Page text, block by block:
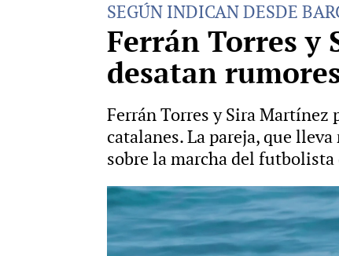
SEGÚN INDICAN DESDE
Ferrán Torres y
desatan
Ferrán Torres y Sira Martínez
catalanes. La pareja, que
sobre la marcha del
El estilo y talento de Sira